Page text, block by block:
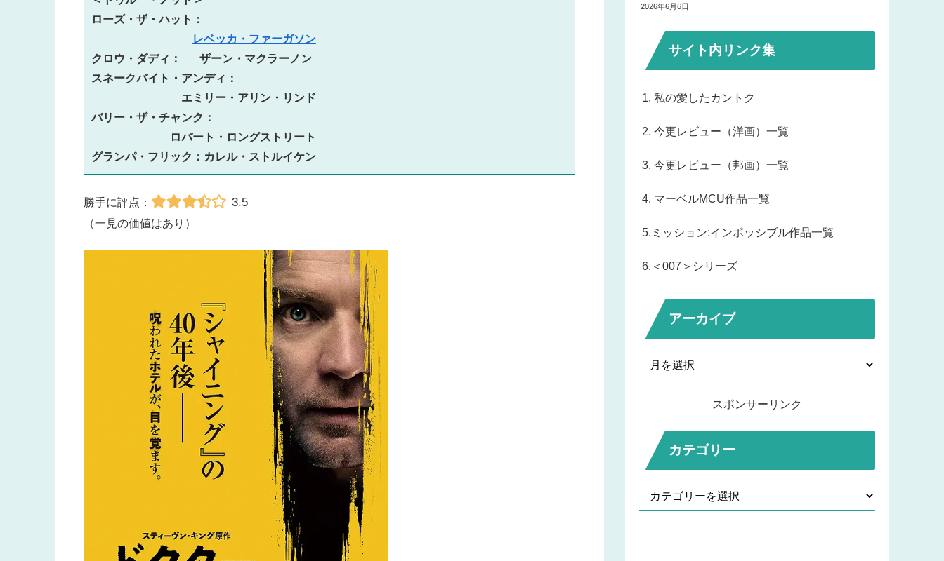
ローズ・ザ・ハット：
レベッカ・ファーガソン
クロウ・ダディ：　 ザーン・マクラーノン
スネークバイト・アンディ：
エミリー・アリン・リンド
バリー・ザ・チャンク：
ロバート・ロングストリート
グランパ・フリック：カレル・ストルイケン
勝手に評点： 3.5
（一見の価値はあり）
2026年6月6日
サイト内リンク集
1. 私の愛したカントク
2. 今更レビュー（洋画）一覧
3. 今更レビュー（邦画）一覧
4. マーベルMCU作品一覧
5.ミッション:インポッシブル作品一覧
6.＜007＞シリーズ
アーカイブ
スポンサーリンク
カテゴリー